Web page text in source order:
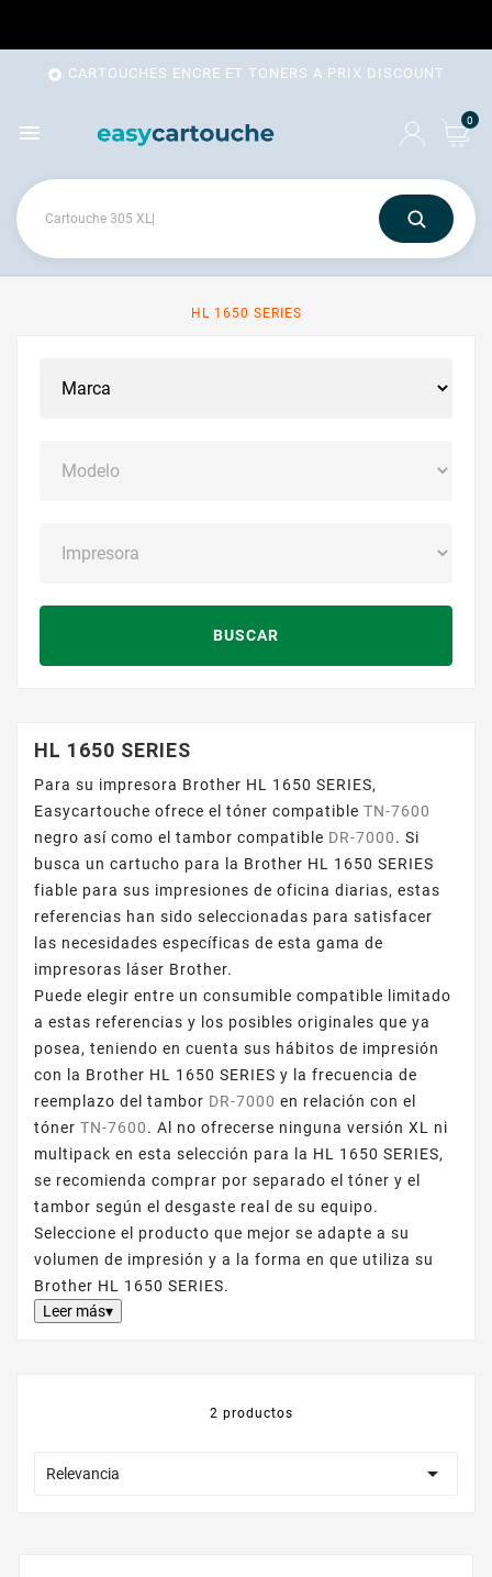
 CARTOUCHES ENCRE ET TONERS A PRIX DISCOUNT
 0
HL 1650 SERIES
BUSCAR
HL 1650 SERIES
Para su impresora Brother HL 1650 SERIES,
Easycartouche ofrece el tóner compatible TN-7600
negro así como el tambor compatible DR-7000. Si
busca un cartucho para la Brother HL 1650 SERIES
fiable para sus impresiones de oficina diarias, estas
referencias han sido seleccionadas para satisfacer
las necesidades específicas de esta gama de
impresoras láser Brother.
Puede elegir entre un consumible compatible limitado
a estas referencias y los posibles originales que ya
posea, teniendo en cuenta sus hábitos de impresión
con la Brother HL 1650 SERIES y la frecuencia de
reemplazo del tambor DR-7000 en relación con el
tóner TN-7600. Al no ofrecerse ninguna versión XL ni
multipack en esta selección para la HL 1650 SERIES,
se recomienda comprar por separado el tóner y el
tambor según el desgaste real de su equipo.
Seleccione el producto que mejor se adapte a su
volumen de impresión y a la forma en que utiliza su
Brother HL 1650 SERIES.
Leer más▾
2 productos
Relevancia 